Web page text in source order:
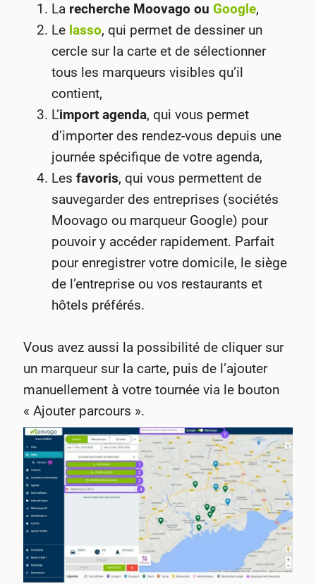
La recherche Moovago ouGoogle,
Le lasso, qui permet de dessiner un
cercle sur la carte et de sélectionner
tous les marqueurs visibles qu’il
contient,
L’import agenda, qui vous permet
d’importer des rendez-vous depuis une
journée spécifique de votre agenda,
Lesfavoris, qui vous permettent de
sauvegarder des entreprises (sociétés
Moovago ou marqueur Google) pour
pouvoir y accéder rapidement. Parfait
pour enregistrer votre domicile, le siège
de l’entreprise ou vos restaurants et
hôtels préférés.
Vous avez aussi la possibilité de cliquer sur
un marqueur sur la carte, puis de l’ajouter
manuellement à votre tournée via le bouton
« Ajouter parcours ».